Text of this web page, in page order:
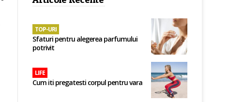
TOP-URI
Sfaturi pentru alegerea parfumului
potrivit
LIFE
Cum iti pregatesti corpul pentru vara